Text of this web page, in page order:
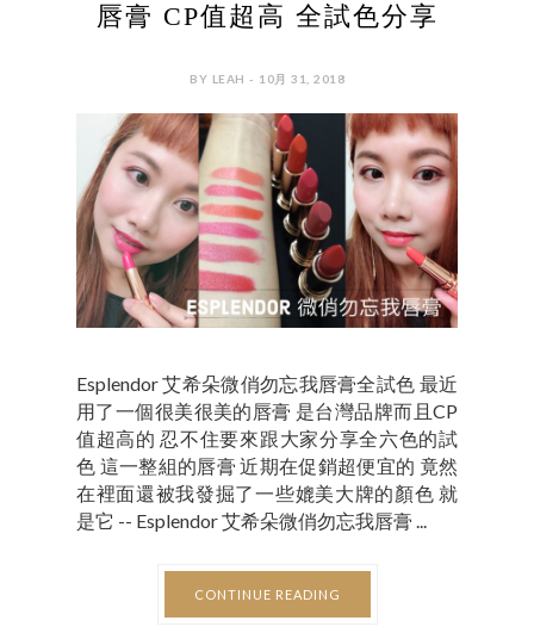
唇膏 CP值超高 全試色分享
BY LEAH - 10月 31, 2018
Esplendor 艾希朵微俏勿忘我唇膏全試色 最近
用了一個很美很美的唇膏 是台灣品牌而且CP
值超高的 忍不住要來跟大家分享全六色的試
色 這一整組的唇膏 近期在促銷超便宜的 竟然
在裡面還被我發掘了一些媲美大牌的顏色 就
是它 -- Esplendor 艾希朵微俏勿忘我唇膏 ...
CONTINUE READING